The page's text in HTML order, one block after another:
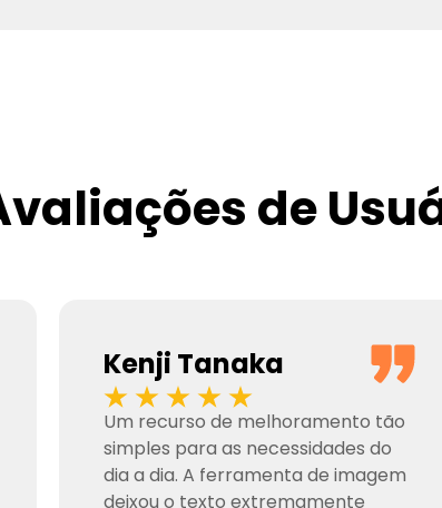
de
Kenji Tanaka
Um recurso de melhoramento tão
simples para as necessidades do
dia a dia. A ferramenta de imagem
deixou o texto extremamente